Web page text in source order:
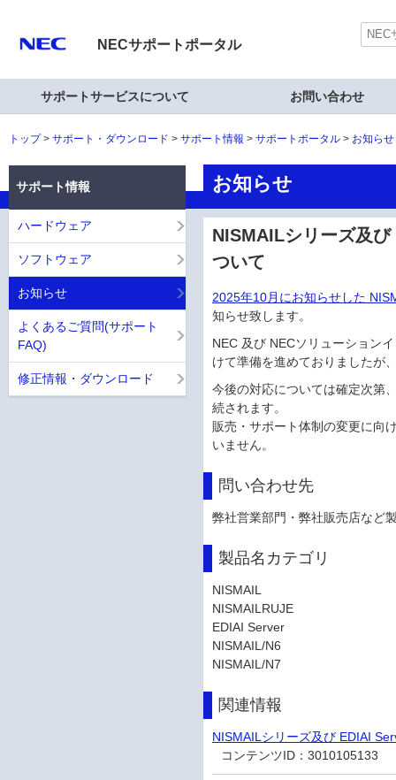
NECサポートポータル
サポートサービスについて お問い合わせ
トップ サポート・ダウンロード サポート情報 サポートポータル お知ら
お知らせ
NISMAILシリーズ及
ついて
2025年10月にお知らせした
知らせ致します。
NEC 及び NECソリューション
けて準備を進めておりましたが
今後の対応については確定次第
続されます。
販売・サポート体制の変更に向
いません。
問い合わせ先
弊社営業部門・弊社販売店など
製品名カテゴリ
NISMAIL
NISMAILRUJE
EDIAI Server
NISMAIL/N6
NISMAIL/N7
関連情報
NISMAILシリーズ及び EDIAI
コンテンツID：3010105133
サポート情報
ハードウェア
ソフトウェア
お知らせ
よくあるご質問(サポート
FAQ)
修正情報・ダウンロード